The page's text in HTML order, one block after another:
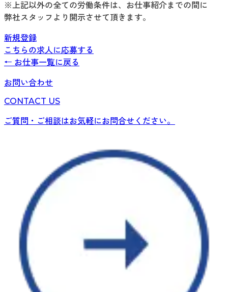
※上記以外の全ての労働条件は、お仕事紹介までの間に
弊社スタッフより開示させて頂きます。
新規登録
こちらの求人に応募する
← お仕事一覧に戻る
お問い合わせ
CONTACT US
ご質問・ご相談はお気軽にお問合せください。